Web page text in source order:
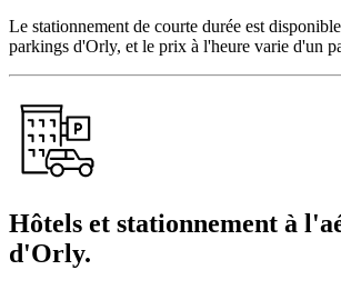
Le stationnement de courte durée est
parkings d'Orly, et le prix à l'heure varie d'un
Hôtels et stationnement à
d'Orly.